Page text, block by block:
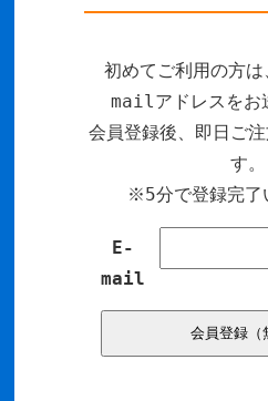
初めてご利用の方
mailアドレスをお
会員登録後、即日ご
す。
※5分で登録完了
E-
mail